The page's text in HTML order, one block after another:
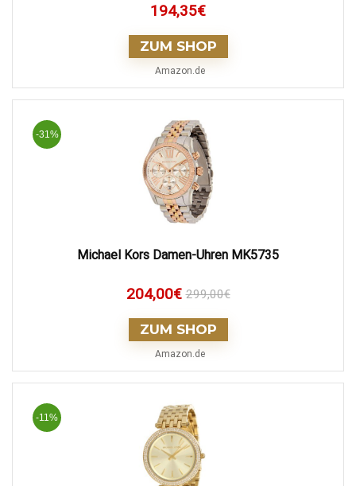
194,35€
ZUM SHOP
Amazon.de
-31%
Michael Kors Damen-Uhren MK5735
204,00€ 299,00€
ZUM SHOP
Amazon.de
-11%